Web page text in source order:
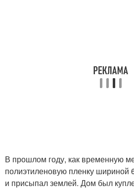
В прошлом году, как временную
полиэтиленовую пленку шириной
и присыпал землей. Дом был